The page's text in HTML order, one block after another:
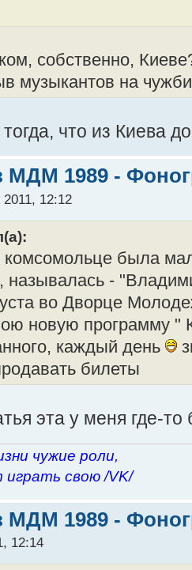
собственно,
музыкантов на
что из Киева
МДМ 1989 -
12:12
была
называлась -
во Дворце
новую программу "
каждый день
билеты
эта у меня где-
чужие роли,
свою /VK/
МДМ 1989 -
12:14